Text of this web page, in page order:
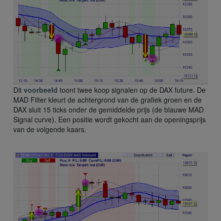
Dit voorbeeld toont twee koop signalen op de DAX future. De
MAD Filter kleurt de achtergrond van de grafiek groen en de
DAX sluit 15 ticks onder de gemiddelde prijs (de blauwe MAD
Signal curve). Een positie wordt gekocht aan de openingsprijs
van de volgende kaars.